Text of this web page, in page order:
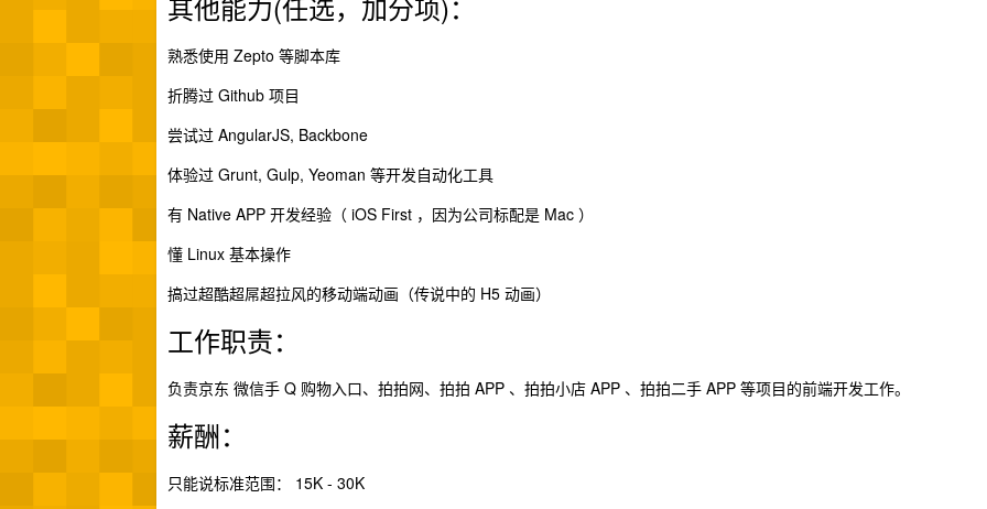
熟悉使用 Zepto 等脚本库
折腾过 Github 项目
尝试过 AngularJS, Backbone
体验过 Grunt, Gulp, Yeoman 等开发自动化工具
有 Native APP 开发经验（ iOS First ，因为公司标配是 Mac ）
懂 Linux 基本操作
搞过超酷超屌超拉风的移动端动画（传说中的 H5 动画）
工作职责：
负责京东 微信手 Q 购物入口、拍拍网、拍拍 APP 、拍拍小店 APP 、拍拍二手 APP 等项目的前端开发工作。
薪酬：
只能说标准范围： 15K - 30K